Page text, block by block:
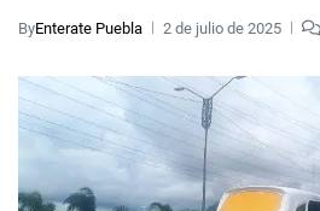
ByEnterate Puebla 2 de julio de 2025